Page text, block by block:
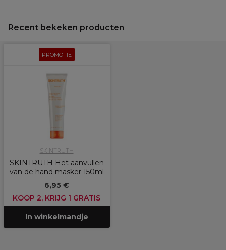
Recent bekeken producten
PROMOTIE
SKINTRUTH
SKINTRUTH Het aanvullen
van de hand masker 150ml
6,95 €
KOOP 2, KRIJG 1 GRATIS
In winkelmandje